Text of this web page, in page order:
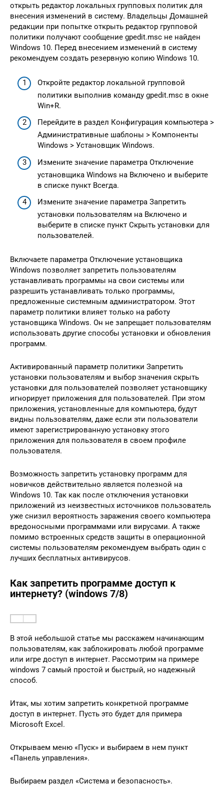
открыть редактор локальных групповых политик для
внесения изменений в систему. Владельцы Домашней
редакции при попытке открыть редактор групповой
политики получают сообщение gpedit.msc не найден
Windows 10. Перед внесением изменений в систему
рекомендуем создать резервную копию Windows 10.
Откройте редактор локальной групповой
политики выполнив команду gpedit.msc в окне
Win+R.
Перейдите в раздел Конфигурация компьютера >
Административные шаблоны > Компоненты
Windows > Установщик Windows.
Измените значение параметра Отключение
установщика Windows на Включено и выберите
в списке пункт Всегда.
Измените значение параметра Запретить
установки пользователям на Включено и
выберите в списке пункт Скрыть установки для
пользователей.
Включаете параметра Отключение установщика
Windows позволяет запретить пользователям
устанавливать программы на свои системы или
разрешить устанавливать только программы,
предложенные системным администратором. Этот
параметр политики влияет только на работу
установщика Windows. Он не запрещает пользователям
использовать другие способы установки и обновления
программ.
Активированный параметр политики Запретить
установки пользователям и выбор значения скрыть
установки для пользователей позволяет установщику
игнорирует приложения для пользователей. При этом
приложения, установленные для компьютера, будут
видны пользователям, даже если эти пользователи
имеют зарегистрированную установку этого
приложения для пользователя в своем профиле
пользователя.
Возможность запретить установку программ для
новичков действительно является полезной на
Windows 10. Так как после отключения установки
приложений из неизвестных источников пользователь
уже снизил вероятность заражения своего компьютера
вредоносными программами или вирусами. А также
помимо встроенных средств защиты в операционной
системы пользователям рекомендуем выбрать один с
лучших бесплатных антивирусов.
Как запретить программе доступ к
интернету? (windows 7/8)
В этой небольшой статье мы расскажем начинающим
пользователям, как заблокировать любой программе
или игре доступ в интернет. Рассмотрим на примере
windows 7 самый простой и быстрый, но надежный
способ.
Итак, мы хотим запретить конкретной программе
доступ в интернет. Пусть это будет для примера
Microsoft Excel.
Открываем меню «Пуск» и выбираем в нем пункт
«Панель управления».
Выбираем раздел «Система и безопасность».